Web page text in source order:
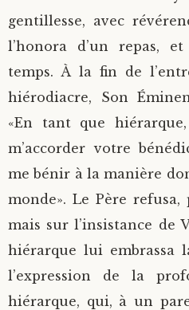
gentillesse, avec
l’honora d’un repas,
temps. À la fin de
hiérodiacre, Son
«En tant que
m’accorder votre
me bénir à la manière
monde». Le Père
mais sur l’insistance de
hiérarque lui embrassa
l’expression de la
hiérarque, qui, à un